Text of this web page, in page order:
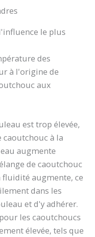
le plus
des
à l'origine de
aux
est trop élevée,
à la
augmente
de caoutchouc
augmente, ce
dans les
et d'y adhérer.
les caoutchoucs
élevée, tels que